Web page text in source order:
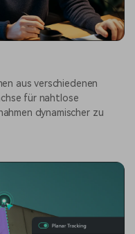
aus verschiedenen
für nahtlose
dynamischer zu